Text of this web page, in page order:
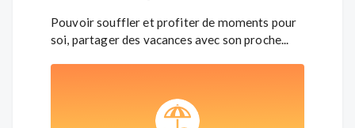
Pouvoir souffler et profiter de moments pour
soi, partager des vacances avec son proche...